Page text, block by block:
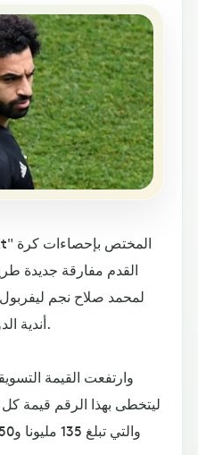
القدم مفارقة جديدة
لمحمد صلاح نجم
أندية الدوري المصري الممتاز مجتمعة.
ليتخطى بهذا الرقم قيمة كل